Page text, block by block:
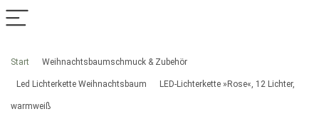
Start Weihnachtsbaumschmuck & Zubehör
Led Lichterkette Weihnachtsbaum LED-Lichterkette »Rose«, 12 Lichter,
warmweiß